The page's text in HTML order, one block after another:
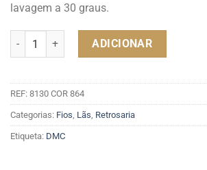
lavagem a 30 graus.
Quantidade de DMC MERINO ESSENTIEL
ADICIONAR
REF: 8130 COR 864
Categorias: Fios, Lãs, Retrosaria
Etiqueta: DMC